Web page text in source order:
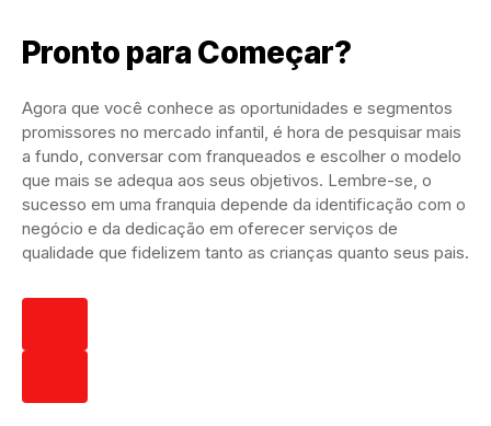
Pronto para Começar?
Agora que você conhece as oportunidades e segmentos
promissores no mercado infantil, é hora de pesquisar mais
a fundo, conversar com franqueados e escolher o modelo
que mais se adequa aos seus objetivos. Lembre-se, o
sucesso em uma franquia depende da identificação com o
negócio e da dedicação em oferecer serviços de
qualidade que fidelizem tanto as crianças quanto seus pais.